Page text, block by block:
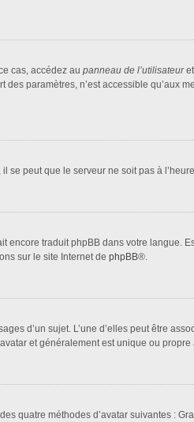
cas, accédez au panneau de l’utilisateuret
paramètres, n’est accessible qu’aux
se peut que le serveur ne soit pas à
traduit phpBB dans votre langue.
sur le site Internet de phpBB®.
d’un sujet. L’une d’elles peut être
et généralement est unique ou
quatre méthodes d’avatar suivantes :